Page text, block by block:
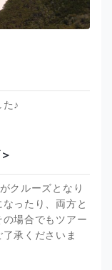
♪
クルーズとなり
ったり、両方と
場合でもツアー
承くださいま